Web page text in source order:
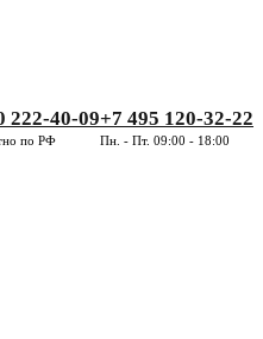
222-40-09
по РФ
+7 495 120-32-22
Пн. - Пт. 09:00 - 18:00